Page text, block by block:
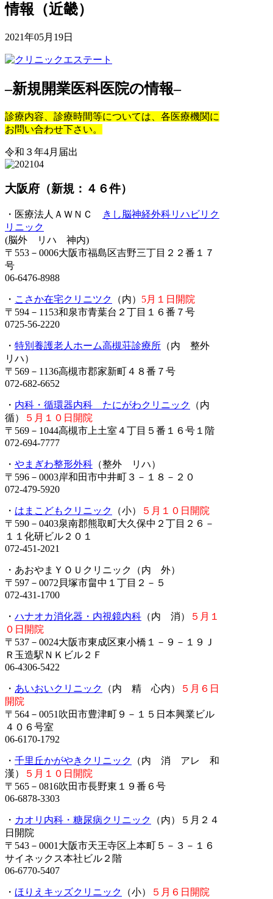
情報（近畿）
2021年05月19日
–新規開業医科医院の情報–
診療内容、診療時間等については、各医療機関に
お問い合わせ下さい。
令和３年4月届出
大阪府（新規：４６件）
・医療法人ＡＷＮＣ
きし脳神経外科リハビリク
リニック
(脳外 リハ 神内)
〒553－0006大阪市福島区吉野三丁目２２番１７
号
06-6476-8988
・ こさか在宅クリニツク （内） 5月１日開院
〒594－1153和泉市青葉台２丁目１６番７号
0725-56-2220
・ 特別養護老人ホーム高槻荘診療所 （内 整外
リハ）
〒569－1136高槻市郡家新町４８番７号
072-682-6652
・ 内科・循環器内科 たにがわクリニック
（内
循）
５月１０日開院
〒569－1044高槻市上土室４丁目５番１６号１階
072-694-7777
・ やまぎわ整形外科 （整外 リハ）
〒596－0003岸和田市中井町３－１８－２０
072-479-5920
・ はまこどもクリニック （小）
５月１０日開院
〒590－0403泉南郡熊取町大久保中２丁目２６－
１１化研ビル２０１
072-451-2021
・あおやまＹＯＵクリニック（内 外）
〒597－0072貝塚市畠中１丁目２－５
072-431-1700
・ ハナオカ消化器・内視鏡内科 （内 消）
５月１
０日開院
〒537－0024大阪市東成区東小橋１－９－１９Ｊ
Ｒ玉造駅ＮＫビル２Ｆ
06-4306-5422
・ あいおいクリニック （内 精 心内）
５月６日
開院
〒564－0051吹田市豊津町９－１５日本興業ビル
４０６号室
06-6170-1792
・ 千里丘かがやきクリニック
（内 消 アレ 和
漢）
５月１０日開院
〒565－0816吹田市長野東１９番６号
06-6878-3303
・ カオリ内科・糖尿病クリニック
（内）５月２４
日開院
〒543－0001大阪市天王寺区上本町５－３－１６
サイネックス本社ビル２階
06-6770-5407
・ ほりえキッズクリニック （小）
５月６日開院